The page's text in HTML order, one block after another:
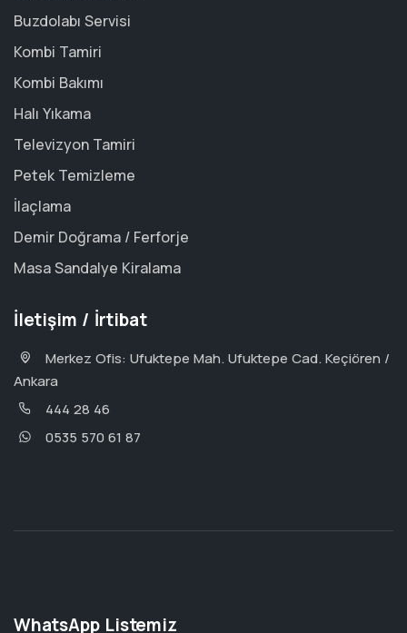
Buzdolabı Servisi
Kombi Tamiri
Kombi Bakımı
Halı Yıkama
Televizyon Tamiri
Petek Temizleme
İlaçlama
Demir Doğrama / Ferforje
Masa Sandalye Kiralama
İletişim / İrtibat
Merkez Ofis: Ufuktepe Mah. Ufuktepe Cad. Keçiören /
Ankara
444 28 46
0535 570 61 87
WhatsApp Listemiz